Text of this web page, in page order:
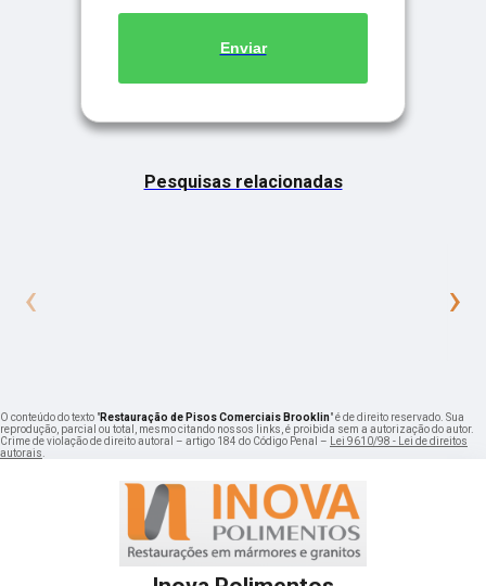
Enviar
Pesquisas relacionadas
‹ ›
O conteúdo do texto "Restauração de Pisos Comerciais Brooklin" é de direito reservado. Sua
reprodução, parcial ou total, mesmo citando nossos links, é proibida sem a autorização do autor.
Crime de violação de direito autoral – artigo 184 do Código Penal –
Lei 9610/98 - Lei de direitos
autorais